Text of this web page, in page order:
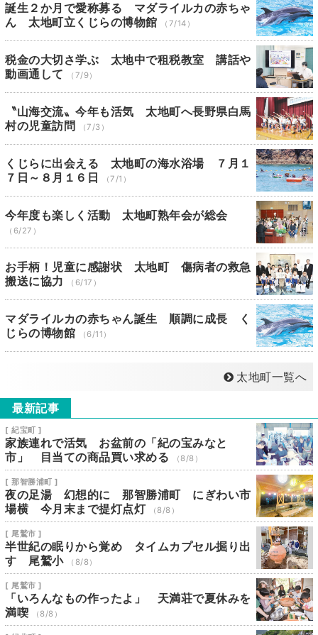
誕生２か月で愛称募る マダライルカの赤ちゃ
ん 太地町立くじらの博物館
（7/14）
税金の大切さ学ぶ 太地中で租税教室 講話や
動画通して
（7/9）
〝山海交流〟今年も活気 太地町へ長野県白馬
村の児童訪問
（7/3）
くじらに出会える 太地町の海水浴場 ７月１
７日～８月１６日
（7/1）
今年度も楽しく活動 太地町熟年会が総会
（6/27）
お手柄！児童に感謝状 太地町 傷病者の救急
搬送に協力
（6/17）
マダライルカの赤ちゃん誕生 順調に成長 く
じらの博物館
（6/11）
太地町一覧へ
最新記事
[ 紀宝町 ]
家族連れで活気 お盆前の「紀の宝みなと
市」 目当ての商品買い求める
（8/8）
[ 那智勝浦町 ]
夜の足湯 幻想的に 那智勝浦町 にぎわい市
場横 今月末まで提灯点灯
（8/8）
[ 尾鷲市 ]
半世紀の眠りから覚め タイムカプセル掘り出
す 尾鷲小
（8/8）
[ 尾鷲市 ]
「いろんなもの作ったよ」 天満荘で夏休みを
満喫
（8/8）